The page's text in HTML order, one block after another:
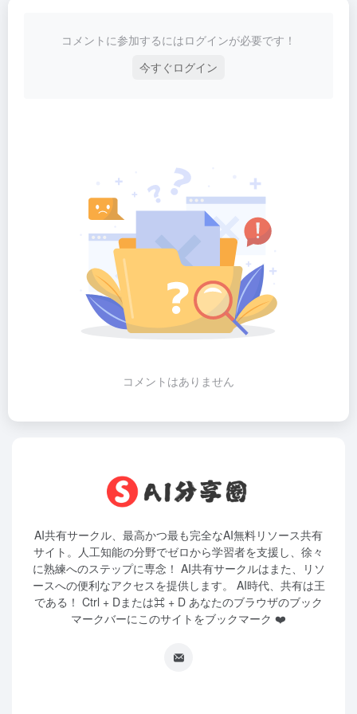
コメントに参加するにはログインが必要です！
今すぐログイン
コメントはありません
AI共有サークル、最高かつ最も完全なAI無料リソース共有
サイト。人工知能の分野でゼロから学習者を支援し、徐々
に熟練へのステップに専念！ AI共有サークルはまた、リソ
ースへの便利なアクセスを提供します。 AI時代、共有は王
である！ Ctrl + Dまたは⌘ + D あなたのブラウザのブック
マークバーにこのサイトをブックマーク ❤️